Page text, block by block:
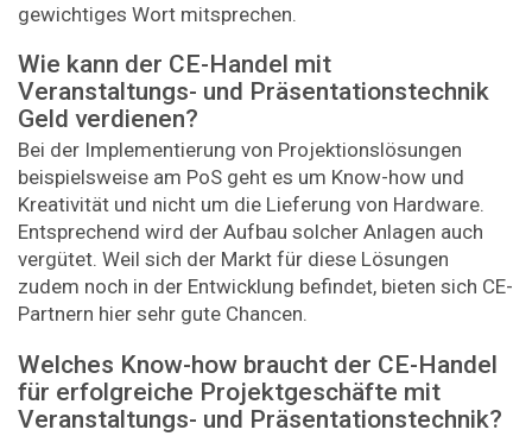
gewichtiges Wort mitsprechen.
Wie kann der CE-Handel mit
Veranstaltungs- und Präsentationstechnik
Geld verdienen?
Bei der Implementierung von Projektionslösungen
beispielsweise am PoS geht es um Know-how und
Kreativität und nicht um die Lieferung von Hardware.
Entsprechend wird der Aufbau solcher Anlagen auch
vergütet. Weil sich der Markt für diese Lösungen
zudem noch in der Entwicklung befindet, bieten sich CE-
Partnern hier sehr gute Chancen.
Welches Know-how braucht der CE-Handel
für erfolgreiche Projektgeschäfte mit
Veranstaltungs- und Präsentationstechnik?